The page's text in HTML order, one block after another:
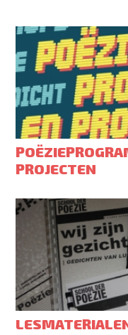
PROJECTEN